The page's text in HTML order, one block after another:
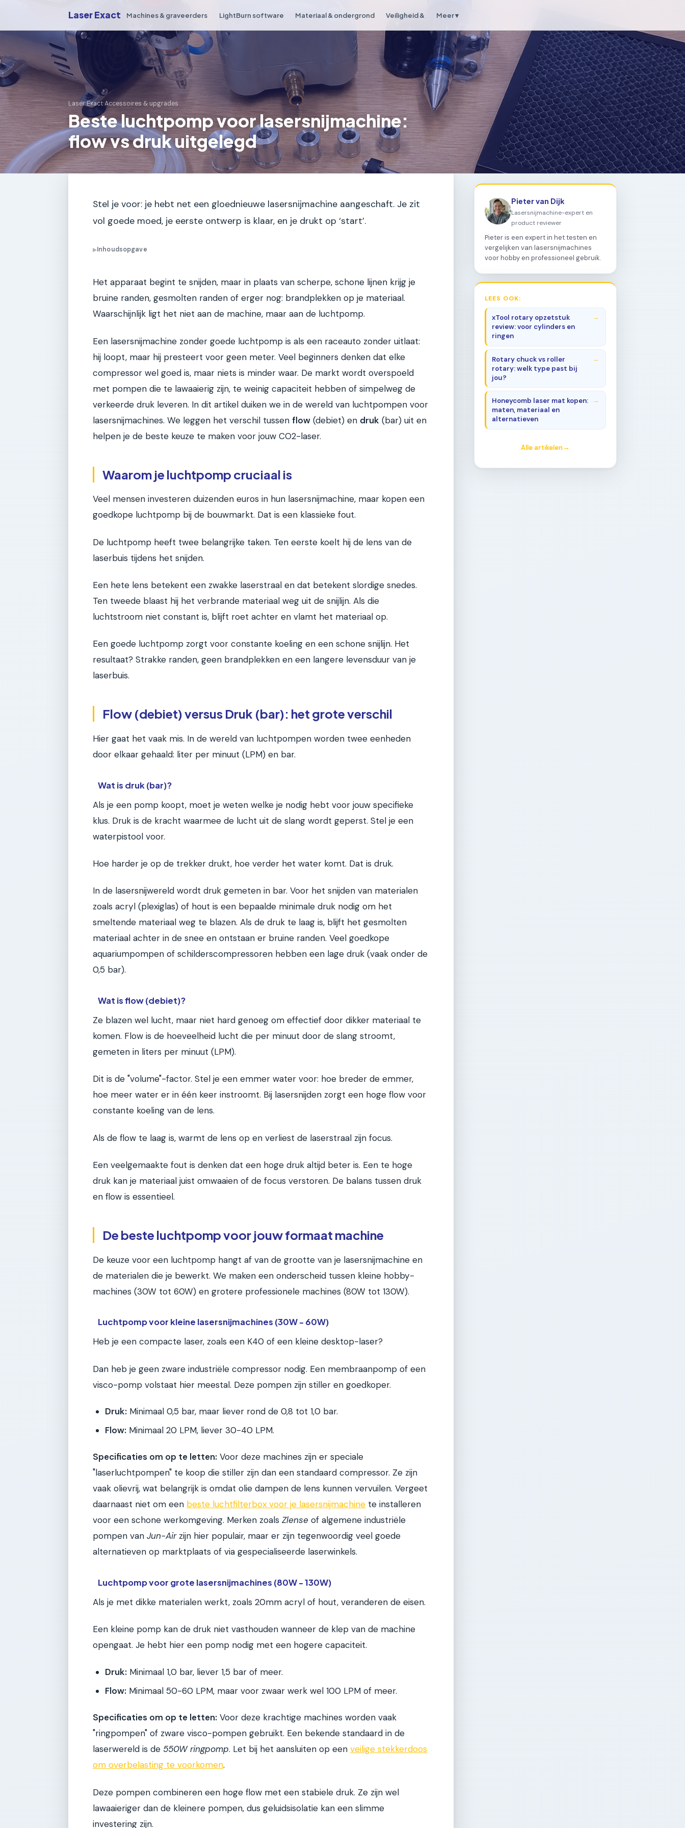
Laser Exact Machines & graveerders LightBurn software Materiaal & ondergrond Veiligheid & Meer ▾
Laser Exact›Accessoires & upgrades
Beste luchtpomp voor lasersnijmachine:
flow vs druk uitgelegd
Stel je voor: je hebt net een gloednieuwe lasersnijmachine aangeschaft. Je zit
vol goede moed, je eerste ontwerp is klaar, en je drukt op ‘start’.
▶Inhoudsopgave
Het apparaat begint te snijden, maar in plaats van scherpe, schone lijnen krijg je
bruine randen, gesmolten randen of erger nog: brandplekken op je materiaal.
Waarschijnlijk ligt het niet aan de machine, maar aan de luchtpomp.
Een lasersnijmachine zonder goede luchtpomp is als een raceauto zonder uitlaat:
hij loopt, maar hij presteert voor geen meter. Veel beginners denken dat elke
compressor wel goed is, maar niets is minder waar. De markt wordt overspoeld
met pompen die te lawaaierig zijn, te weinig capaciteit hebben of simpelweg de
verkeerde druk leveren. In dit artikel duiken we in de wereld van luchtpompen voor
lasersnijmachines. We leggen het verschil tussen flow (debiet) en druk (bar) uit en
helpen je de beste keuze te maken voor jouw CO2-laser.
Waarom je luchtpomp cruciaal is
Veel mensen investeren duizenden euros in hun lasersnijmachine, maar kopen een
goedkope luchtpomp bij de bouwmarkt. Dat is een klassieke fout.
De luchtpomp heeft twee belangrijke taken. Ten eerste koelt hij de lens van de
laserbuis tijdens het snijden.
Een hete lens betekent een zwakke laserstraal en dat betekent slordige snedes.
Ten tweede blaast hij het verbrande materiaal weg uit de snijlijn. Als die
luchtstroom niet constant is, blijft roet achter en vlamt het materiaal op.
Een goede luchtpomp zorgt voor constante koeling en een schone snijlijn. Het
resultaat? Strakke randen, geen brandplekken en een langere levensduur van je
laserbuis.
Flow (debiet) versus Druk (bar): het grote verschil
Hier gaat het vaak mis. In de wereld van luchtpompen worden twee eenheden
door elkaar gehaald: liter per minuut (LPM) en bar.
Wat is druk (bar)?
Als je een pomp koopt, moet je weten welke je nodig hebt voor jouw specifieke
klus. Druk is de kracht waarmee de lucht uit de slang wordt geperst. Stel je een
waterpistool voor.
Hoe harder je op de trekker drukt, hoe verder het water komt. Dat is druk.
In de lasersnijwereld wordt druk gemeten in bar. Voor het snijden van materialen
zoals acryl (plexiglas) of hout is een bepaalde minimale druk nodig om het
smeltende materiaal weg te blazen. Als de druk te laag is, blijft het gesmolten
materiaal achter in de snee en ontstaan er bruine randen. Veel goedkope
aquariumpompen of schilderscompressoren hebben een lage druk (vaak onder de
0,5 bar).
Wat is flow (debiet)?
Ze blazen wel lucht, maar niet hard genoeg om effectief door dikker materiaal te
komen. Flow is de hoeveelheid lucht die per minuut door de slang stroomt,
gemeten in liters per minuut (LPM).
Dit is de "volume"-factor. Stel je een emmer water voor: hoe breder de emmer,
hoe meer water er in één keer instroomt. Bij lasersnijden zorgt een hoge flow voor
constante koeling van de lens.
Als de flow te laag is, warmt de lens op en verliest de laserstraal zijn focus.
Een veelgemaakte fout is denken dat een hoge druk altijd beter is. Een te hoge
druk kan je materiaal juist omwaaien of de focus verstoren. De balans tussen druk
en flow is essentieel.
De beste luchtpomp voor jouw formaat machine
De keuze voor een luchtpomp hangt af van de grootte van je lasersnijmachine en
de materialen die je bewerkt. We maken een onderscheid tussen kleine hobby-
machines (30W tot 60W) en grotere professionele machines (80W tot 130W).
Luchtpomp voor kleine lasersnijmachines (30W - 60W)
Heb je een compacte laser, zoals een K40 of een kleine desktop-laser?
Dan heb je geen zware industriële compressor nodig. Een membraanpomp of een
visco-pomp volstaat hier meestal. Deze pompen zijn stiller en goedkoper.
Druk: Minimaal 0,5 bar, maar liever rond de 0,8 tot 1,0 bar.
Flow: Minimaal 20 LPM, liever 30-40 LPM.
Specificaties om op te letten: Voor deze machines zijn er speciale
"laserluchtpompen" te koop die stiller zijn dan een standaard compressor. Ze zijn
vaak olievrij, wat belangrijk is omdat olie dampen de lens kunnen vervuilen. Vergeet
daarnaast niet om een beste luchtfilterbox voor je lasersnijmachine te installeren
voor een schone werkomgeving. Merken zoals Zlense of algemene industriële
pompen van Jun-Airzijn hier populair, maar er zijn tegenwoordig veel goede
alternatieven op marktplaats of via gespecialiseerde laserwinkels.
Luchtpomp voor grote lasersnijmachines (80W - 130W)
Als je met dikke materialen werkt, zoals 20mm acryl of hout, veranderen de eisen.
Een kleine pomp kan de druk niet vasthouden wanneer de klep van de machine
opengaat. Je hebt hier een pomp nodig met een hogere capaciteit.
Druk: Minimaal 1,0 bar, liever 1,5 bar of meer.
Flow: Minimaal 50-60 LPM, maar voor zwaar werk wel 100 LPM of meer.
Specificaties om op te letten: Voor deze krachtige machines worden vaak
"ringpompen" of zware visco-pompen gebruikt. Een bekende standaard in de
laserwereld is de 550W ringpomp. Let bij het aansluiten op een veilige stekkerdoos
om overbelasting te voorkomen.
Deze pompen combineren een hoge flow met een stabiele druk. Ze zijn wel
lawaaieriger dan de kleinere pompen, dus geluidsisolatie kan een slimme
investering zijn.
Pieter van Dijk
Lasersnijmachine-expert en
product reviewer
Pieter is een expert in het testen en
vergelijken van lasersnijmachines
voor hobby en professioneel gebruik.
LEES OOK:
xTool rotary opzetstuk
review: voor cylinders en
ringen
Rotary chuck vs roller
rotary: welk type past bij
jou?
Honeycomb laser mat kopen:
maten, materiaal en
alternatieven
Alle artikelen